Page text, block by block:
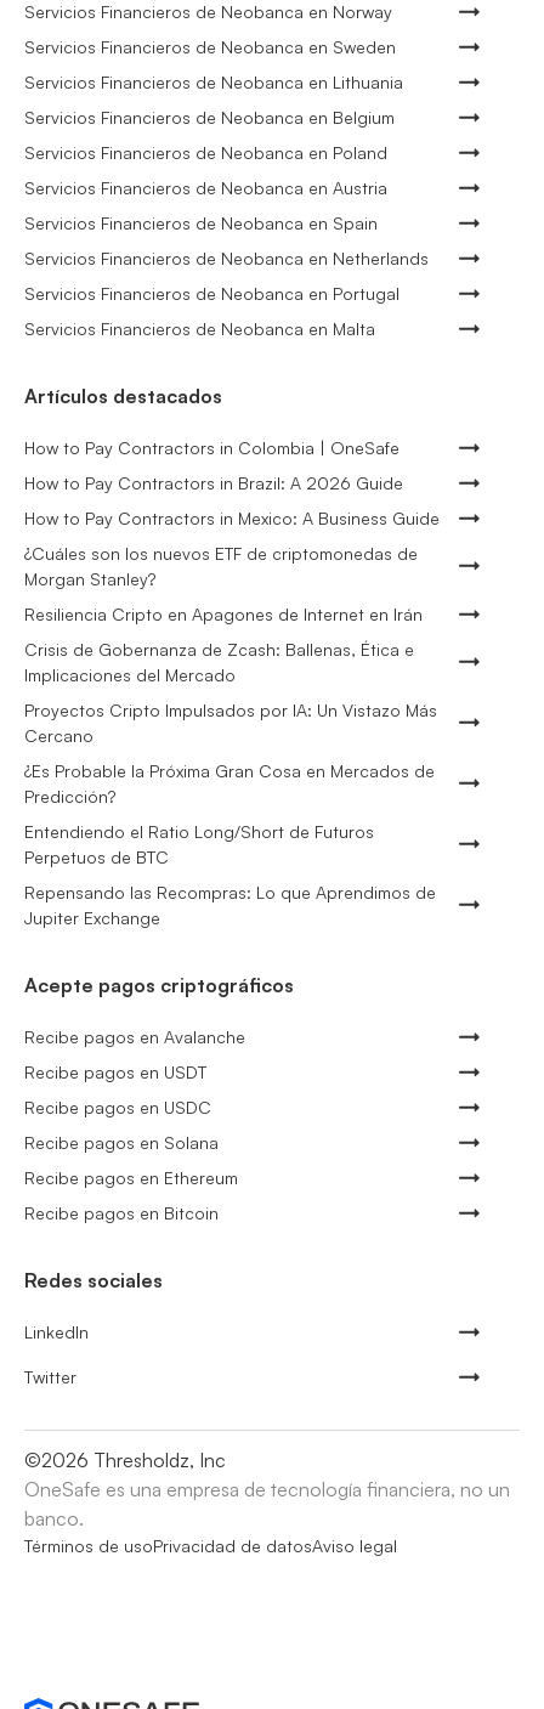
Servicios Financieros de Neobanca en Norway
Servicios Financieros de Neobanca en Sweden
Servicios Financieros de Neobanca en Lithuania
Servicios Financieros de Neobanca en Belgium
Servicios Financieros de Neobanca en Poland
Servicios Financieros de Neobanca en Austria
Servicios Financieros de Neobanca en Spain
Servicios Financieros de Neobanca en Netherlands
Servicios Financieros de Neobanca en Portugal
Servicios Financieros de Neobanca en Malta
Artículos destacados
How to Pay Contractors in Colombia | OneSafe
How to Pay Contractors in Brazil: A 2026 Guide
How to Pay Contractors in Mexico: A Business Guide
¿Cuáles son los nuevos ETF de criptomonedas de
Morgan Stanley?
Resiliencia Cripto en Apagones de Internet en Irán
Crisis de Gobernanza de Zcash: Ballenas, Ética e
Implicaciones del Mercado
Proyectos Cripto Impulsados por IA: Un Vistazo Más
Cercano
¿Es Probable la Próxima Gran Cosa en Mercados de
Predicción?
Entendiendo el Ratio Long/Short de Futuros
Perpetuos de BTC
Repensando las Recompras: Lo que Aprendimos de
Jupiter Exchange
Acepte pagos criptográficos
Recibe pagos en Avalanche
Recibe pagos en USDT
Recibe pagos en USDC
Recibe pagos en Solana
Recibe pagos en Ethereum
Recibe pagos en Bitcoin
Redes sociales
LinkedIn
Twitter
©2026 Thresholdz, Inc
OneSafe es una empresa de tecnología financiera, no un
banco.
Términos de usoPrivacidad de datosAviso legal